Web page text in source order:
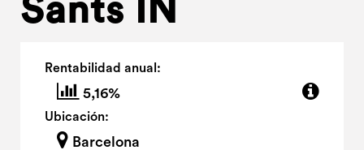
Sants IN
Rentabilidad anual:
5,16%
Ubicación:
Barcelona